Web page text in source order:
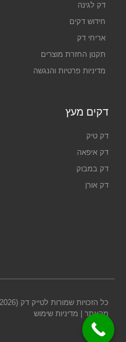
דק לגינה
חידוש דקים
אריחי דק
תקנון החזרת מוצרים
מדיניות פרטיות והנגשה
דקים מעץ
דק טיק
דק איפאה
דק במבוק
דק אורן
מהאתר |
מדיניות שימוש